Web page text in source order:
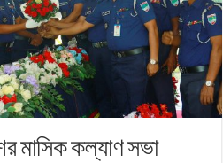
মাসিক কল্যাণ সভা